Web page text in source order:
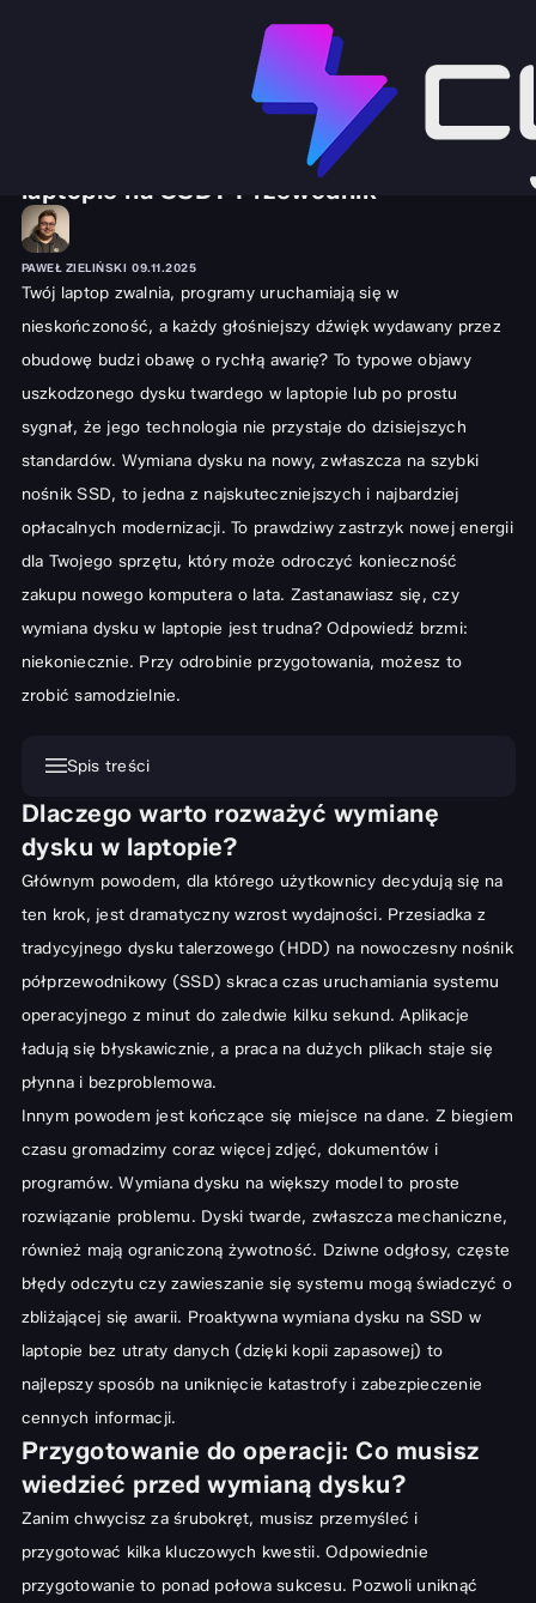
Jak samodzielnie wymienić dysk w
laptopie na SSD? Przewodnik
PAWEŁ ZIELIŃSKI 09.11.2025
Twój laptop zwalnia, programy uruchamiają się w
nieskończoność, a każdy głośniejszy dźwięk wydawany przez
obudowę budzi obawę o rychłą awarię? To typowe objawy
uszkodzonego dysku twardego w laptopie lub po prostu
sygnał, że jego technologia nie przystaje do dzisiejszych
standardów. Wymiana dysku na nowy, zwłaszcza na szybki
nośnik SSD, to jedna z najskuteczniejszych i najbardziej
opłacalnych modernizacji. To prawdziwy zastrzyk nowej energii
dla Twojego sprzętu, który może odroczyć konieczność
zakupu nowego komputera o lata. Zastanawiasz się, czy
wymiana dysku w laptopie jest trudna? Odpowiedź brzmi:
niekoniecznie. Przy odrobinie przygotowania, możesz to
zrobić samodzielnie.
Spis treści
Dlaczego warto rozważyć wymianę dysku w laptopie?
Przygotowanie do operacji: Co musisz wiedzieć przed wymianą
dysku?
Niezbędne narzędzia i akcesoria do wymiany dysku w laptopie
Kluczowy krok: Wykonanie kopii zapasowej danych z laptopa
Jak wybrać odpowiedni nowy dysk do Twojego laptopa?
Przewodnik krok po kroku: Samodzielna wymiana dysku w
laptopie
Bezpieczne otwarcie obudowy laptopa
Montaż i podłączenie nowego dysku SSD/HDD
Delikatne zamykanie obudowy laptopa po wymianie
Pierwsze uruchomienie i konfiguracja: Co zrobić po wymianie
dysku?
Instalacja systemu operacyjnego na nowym dysku
Testowanie i optymalizacja nowego dysku w laptopie
Podsumowanie: Nowa wydajność Twojego laptopa dzięki
prostej zmianie
Dlaczego warto rozważyć wymianę
dysku w laptopie?
Głównym powodem, dla którego użytkownicy decydują się na
ten krok, jest dramatyczny wzrost wydajności. Przesiadka z
tradycyjnego dysku talerzowego (HDD) na nowoczesny nośnik
półprzewodnikowy (SSD) skraca czas uruchamiania systemu
operacyjnego z minut do zaledwie kilku sekund. Aplikacje
ładują się błyskawicznie, a praca na dużych plikach staje się
płynna i bezproblemowa.
Innym powodem jest kończące się miejsce na dane. Z biegiem
czasu gromadzimy coraz więcej zdjęć, dokumentów i
programów. Wymiana dysku na większy model to proste
rozwiązanie problemu. Dyski twarde, zwłaszcza mechaniczne,
również mają ograniczoną żywotność. Dziwne odgłosy, częste
błędy odczytu czy zawieszanie się systemu mogą świadczyć o
zbliżającej się awarii. Proaktywna wymiana dysku na SSD w
laptopie bez utraty danych (dzięki kopii zapasowej) to
najlepszy sposób na uniknięcie katastrofy i zabezpieczenie
cennych informacji.
Przygotowanie do operacji: Co musisz
wiedzieć przed wymianą dysku?
Zanim chwycisz za śrubokręt, musisz przemyśleć i
przygotować kilka kluczowych kwestii. Odpowiednie
przygotowanie to ponad połowa sukcesu. Pozwoli uniknąć